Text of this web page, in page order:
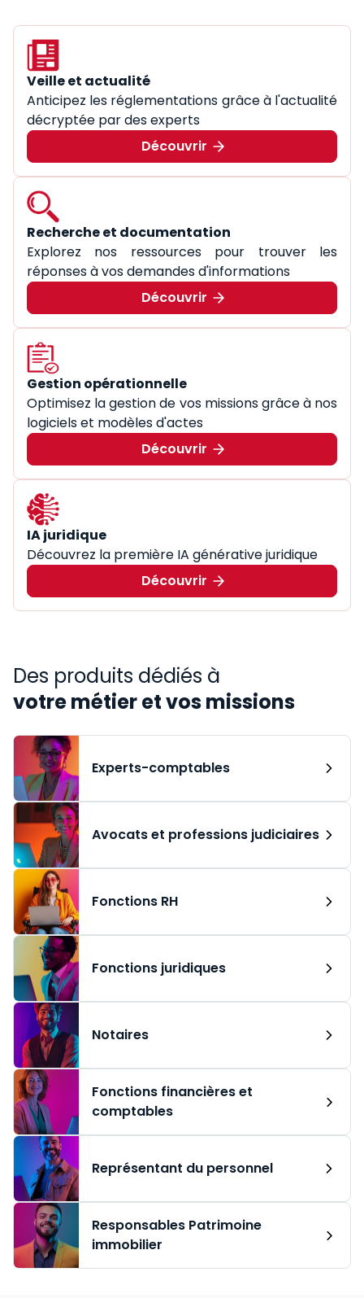
Veille et actualité
Anticipez les réglementations grâce à l'actualité
décryptée par des experts
Découvrir
Recherche et documentation
Explorez nos ressources pour trouver les
réponses à vos demandes d'informations
Découvrir
Gestion opérationnelle
Optimisez la gestion de vos missions grâce à nos
logiciels et modèles d'actes
Découvrir
IA juridique
Découvrez la première IA générative juridique
Découvrir
Des produits dédiés à
votre métier et vos missions
Experts-comptables
Avocats et professions judiciaires
Fonctions RH
Fonctions juridiques
Notaires
Fonctions financières et
comptables
Représentant du personnel
Responsables Patrimoine
immobilier